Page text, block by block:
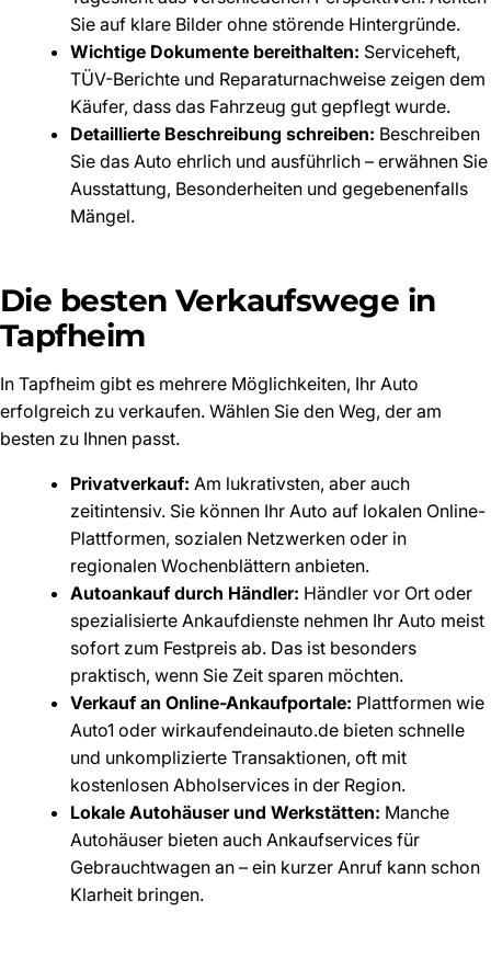
Sie auf klare Bilder ohne störende Hintergründe.
Wichtige Dokumente bereithalten: Serviceheft,
TÜV-Berichte und Reparaturnachweise zeigen dem
Käufer, dass das Fahrzeug gut gepflegt wurde.
Detaillierte Beschreibung schreiben: Beschreiben
Sie das Auto ehrlich und ausführlich – erwähnen Sie
Ausstattung, Besonderheiten und gegebenenfalls
Mängel.
Die besten Verkaufswege in
Tapfheim
In Tapfheim gibt es mehrere Möglichkeiten, Ihr Auto
erfolgreich zu verkaufen. Wählen Sie den Weg, der am
besten zu Ihnen passt.
Privatverkauf: Am lukrativsten, aber auch
zeitintensiv. Sie können Ihr Auto auf lokalen Online-
Plattformen, sozialen Netzwerken oder in
regionalen Wochenblättern anbieten.
Autoankauf durch Händler: Händler vor Ort oder
spezialisierte Ankaufdienste nehmen Ihr Auto meist
sofort zum Festpreis ab. Das ist besonders
praktisch, wenn Sie Zeit sparen möchten.
Verkauf an Online-Ankaufportale: Plattformen wie
Auto1 oder wirkaufendeinauto.de bieten schnelle
und unkomplizierte Transaktionen, oft mit
kostenlosen Abholservices in der Region.
Lokale Autohäuser und Werkstätten: Manche
Autohäuser bieten auch Ankaufservices für
Gebrauchtwagen an – ein kurzer Anruf kann schon
Klarheit bringen.